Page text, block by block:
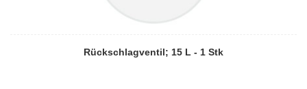
Rückschlagventil; 15 L - 1 Stk